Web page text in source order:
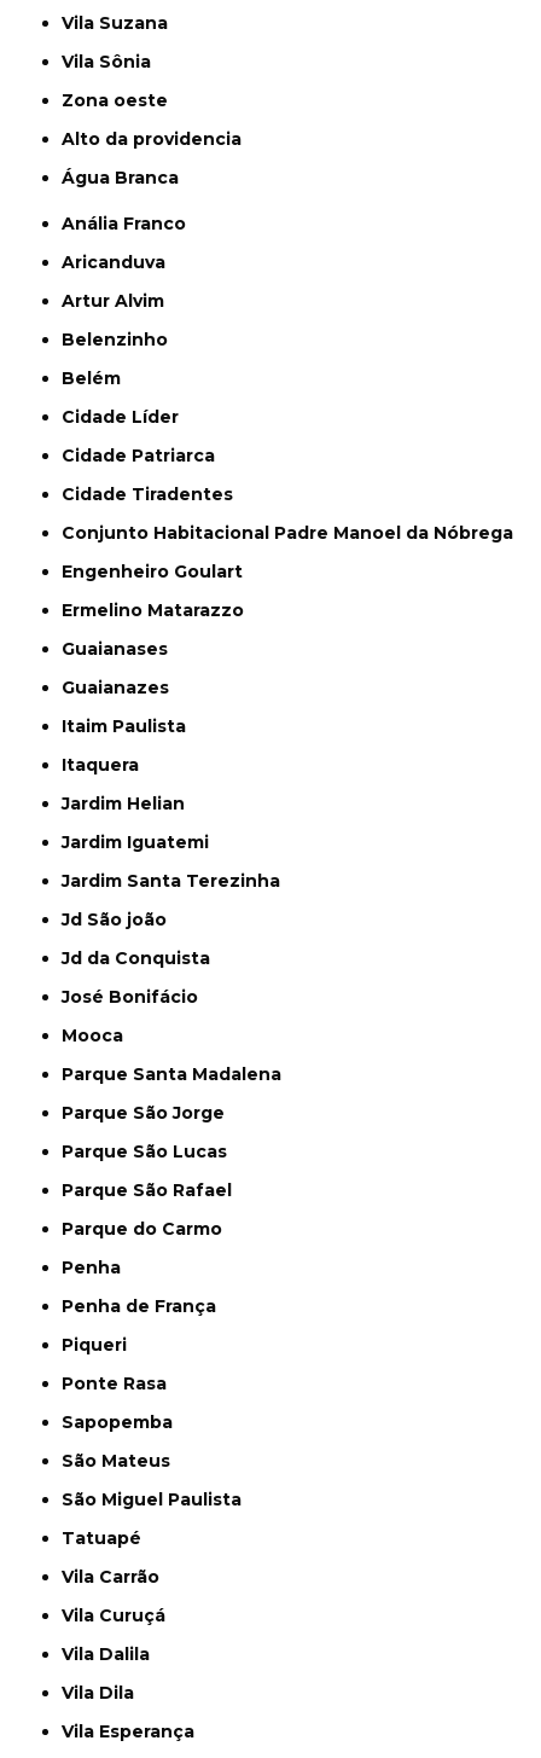
Vila Suzana
Vila Sônia
Zona oeste
alto da providencia
Água Branca
Anália Franco
Aricanduva
Artur Alvim
Belenzinho
Belém
Cidade Líder
Cidade Patriarca
Cidade Tiradentes
Conjunto Habitacional Padre Manoel da Nóbrega
Engenheiro Goulart
Ermelino Matarazzo
Guaianases
Guaianazes
Itaim Paulista
Itaquera
Jardim Helian
Jardim Iguatemi
Jardim Santa Terezinha
Jd São joão
Jd da Conquista
José Bonifácio
Mooca
Parque Santa Madalena
Parque São Jorge
Parque São Lucas
Parque São Rafael
Parque do Carmo
Penha
Penha de França
Piqueri
Ponte Rasa
Sapopemba
São Mateus
São Miguel Paulista
Tatuapé
Vila Carrão
Vila Curuçá
Vila Dalila
Vila Dila
Vila Esperança